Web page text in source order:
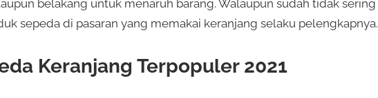
belakang untuk menaruh barang. Walaupun sudah tidak sering
sepeda di pasaran yang memakai keranjang selaku pelengkapnya.
Keranjang Terpopuler 2021